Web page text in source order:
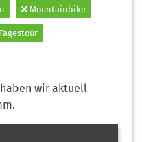
Mountainbike
haben wir aktuell